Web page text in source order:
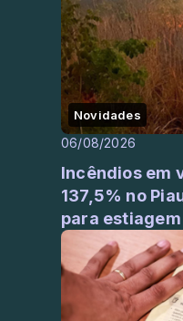
Novidades
06/08/2026
Incêndios em
137,5% no
para estiagem